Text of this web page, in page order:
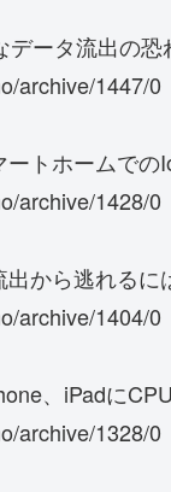
データ流出の恐
archive/1447/0
トホームで
archive/1428/0
から逃れる
archive/1404/0
、iPadに
archive/1328/0